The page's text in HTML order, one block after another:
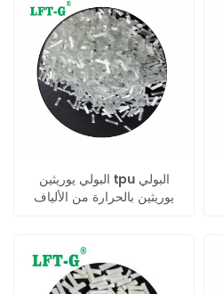
البولي يوريثين tpu البولي
يوريثين بالحرارة من الألياف